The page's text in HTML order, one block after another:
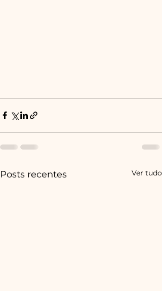
Posts recentes Ver tudo